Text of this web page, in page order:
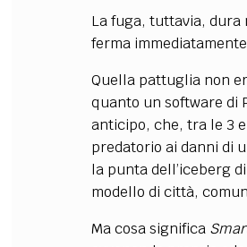
La fuga, tuttavia, dura
ferma
Quella pattuglia non
quanto un software di
anticipo, che, tra le 3
predatorio ai danni di
la punta dell’iceberg
modello di città,
Ma cosa significa